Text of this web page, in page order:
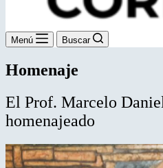
Menú Buscar
Homenaje
El Prof. Marcelo
homenajeado